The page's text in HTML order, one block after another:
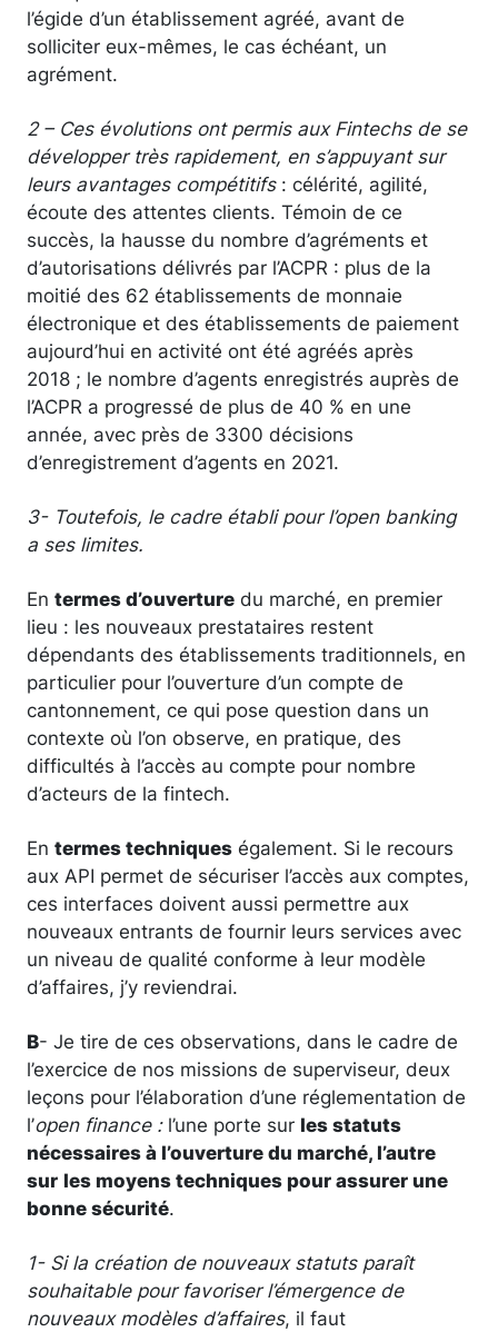
l’égide d’un établissement agréé, avant de
solliciter eux-mêmes, le cas échéant, un
agrément.
2 – Ces évolutions ont permis aux Fintechs de se
développer très rapidement, en s’appuyant sur
leurs avantages compétitifs: célérité, agilité,
écoute des attentes clients. Témoin de ce
succès, la hausse du nombre d’agréments et
d’autorisations délivrés par l’ACPR : plus de la
moitié des 62 établissements de monnaie
électronique et des établissements de paiement
aujourd’hui en activité ont été agréés après
2018 ; le nombre d’agents enregistrés auprès de
l’ACPR a progressé de plus de 40 % en une
année, avec près de 3300 décisions
d’enregistrement d’agents en 2021.
3- Toutefois, le cadre établi pour l’open banking
a ses limites.
En termes d’ouverture du marché, en premier
lieu : les nouveaux prestataires restent
dépendants des établissements traditionnels, en
particulier pour l’ouverture d’un compte de
cantonnement, ce qui pose question dans un
contexte où l’on observe, en pratique, des
difficultés à l’accès au compte pour nombre
d’acteurs de la fintech.
En termes techniques également. Si le recours
aux API permet de sécuriser l’accès aux comptes,
ces interfaces doivent aussi permettre aux
nouveaux entrants de fournir leurs services avec
un niveau de qualité conforme à leur modèle
d’affaires, j’y reviendrai.
B- Je tire de ces observations, dans le cadre de
l’exercice de nos missions de superviseur, deux
leçons pour l’élaboration d’une réglementation de
l’open finance :l’une porte sur les statuts
nécessaires à l’ouverture du marché, l’autre
sur les moyens techniques pour assurer une
bonne sécurité.
1- Si la création de nouveaux statuts paraît
souhaitable pour favoriser l’émergence de
nouveaux modèles d’affaires, il faut